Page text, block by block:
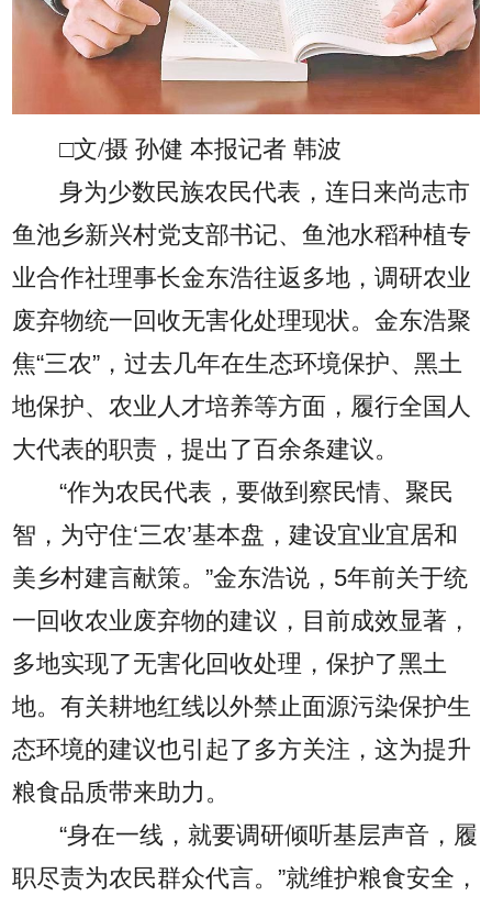
□文/摄 孙健 本报记者 韩波
身为少数民族农民代表，连日来尚志市
鱼池乡新兴村党支部书记、鱼池水稻种植专
业合作社理事长金东浩往返多地，调研农业
废弃物统一回收无害化处理现状。金东浩聚
焦“三农”，过去几年在生态环境保护、黑土
地保护、农业人才培养等方面，履行全国人
大代表的职责，提出了百余条建议。
“作为农民代表，要做到察民情、聚民
智，为守住‘三农’基本盘，建设宜业宜居和
美乡村建言献策。”金东浩说，5年前关于统
一回收农业废弃物的建议，目前成效显著，
多地实现了无害化回收处理，保护了黑土
地。有关耕地红线以外禁止面源污染保护生
态环境的建议也引起了多方关注，这为提升
粮食品质带来助力。
“身在一线，就要调研倾听基层声音，履
职尽责为农民群众代言。”就维护粮食安全，